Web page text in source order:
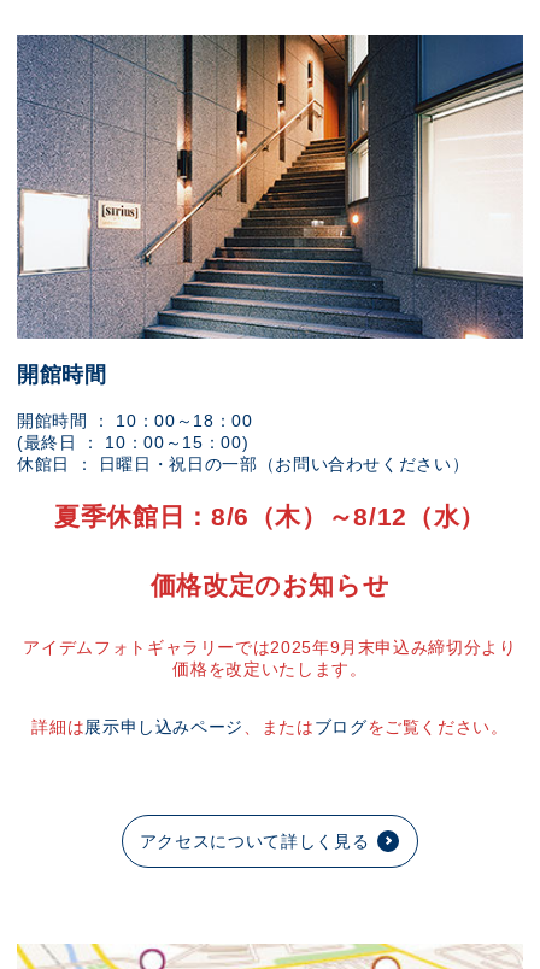
開館時間
開館時間 ： 10：00～18：00
(最終日 ： 10：00～15：00)
休館日 ： 日曜日・祝日の一部（お問い合わせください）
夏季休館日：8/6（木）～8/12（水）
価格改定のお知らせ
アイデムフォトギャラリーでは2025年9月末申込み締切分より
価格を改定いたします。
詳細は展示申し込みページ 、またはブログをご覧ください。
アクセスについて詳しく見る